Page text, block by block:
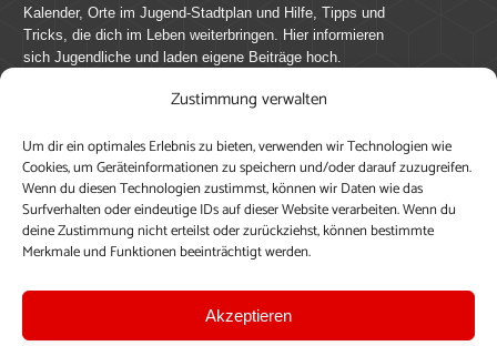
Zustimmung verwalten
Um dir ein optimales Erlebnis zu bieten, verwenden wir Technologien wie
Cookies, um Geräteinformationen zu speichern und/oder darauf zuzugreifen.
Wenn du diesen Technologien zustimmst, können wir Daten wie das
Surfverhalten oder eindeutige IDs auf dieser Website verarbeiten. Wenn du
deine Zustimmung nicht erteilst oder zurückziehst, können bestimmte
Merkmale und Funktionen beeinträchtigt werden.
Akzeptieren
Kalender, Orte im Jugend-Stadtplan und Hilfe, Tipps und
Tricks, die dich im Leben weiterbringen. Hier informieren
sich Jugendliche und laden eigene Beiträge hoch.
youpod.de lebt von Menschen wie dir. Sammel
journalistische Erfahrung, teile deine Perspektive und
veröffentliche deine Beiträge auf youpod.de.Du musst
dich anmelden, um alle Funktionen nutzen zu können, ein
Profil anzulegen, eigene Beiträge hochzuladen und zu
Einloggen